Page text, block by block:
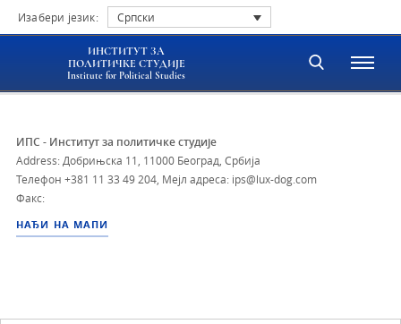
Изабери језик: Српски
ИНСТИТУТ ЗА
ПОЛИТИЧКЕ СТУДИЈЕ
Institute for Political Studies
ИПС - Институт за политичке студије
Address: Добрињска 11, 11000 Београд, Србија
Телефон +381 11 33 49 204 Мејл адреса: ips@lux-dog.com
Факс:
НАЂИ НА МАПИ